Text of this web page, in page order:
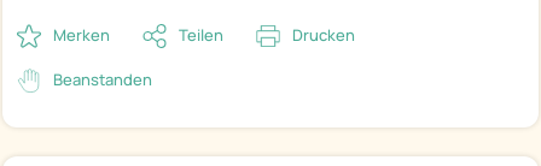
Merken Teilen Drucken
Beanstanden